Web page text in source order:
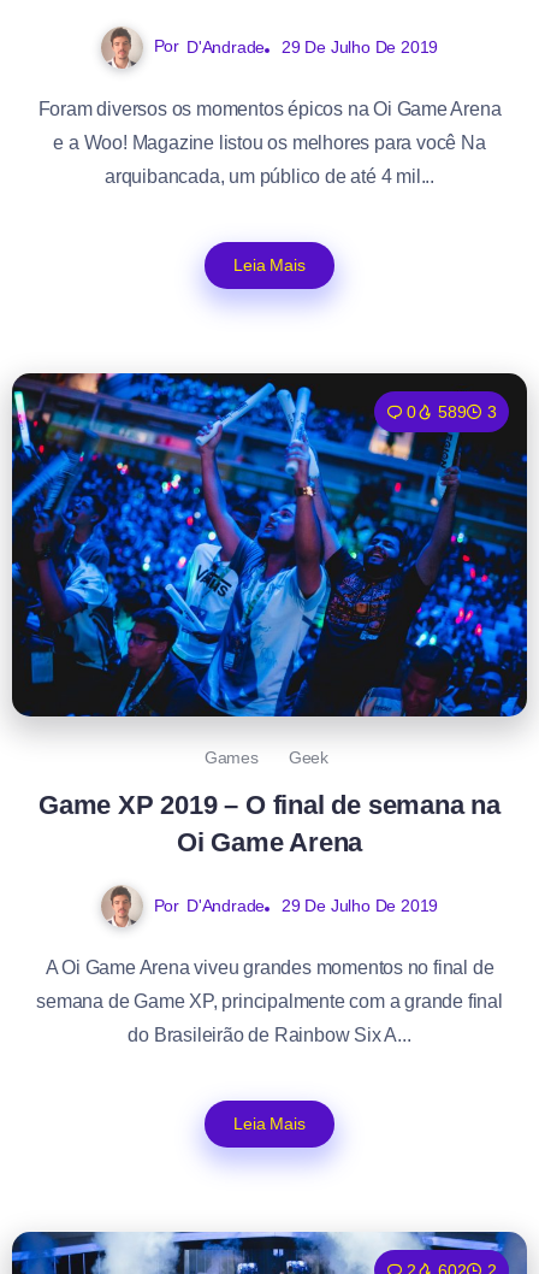
Por D'Andrade 29 De Julho De 2019
Foram diversos os momentos épicos na Oi Game Arena
e a Woo! Magazine listou os melhores para você Na
arquibancada, um público de até 4 mil...
Leia Mais
0 589 3
Games Geek
Game XP 2019 – O final de semana na
Oi Game Arena
Por D'Andrade 29 De Julho De 2019
A Oi Game Arena viveu grandes momentos no final de
semana de Game XP, principalmente com a grande final
do Brasileirão de Rainbow Six A...
Leia Mais